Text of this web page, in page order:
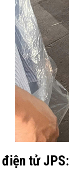
tử JPS: